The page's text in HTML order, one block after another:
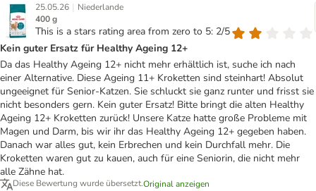
25.05.26 | Niederlande
400 g
This is a stars rating area from zero to 5: 2/5
Kein guter Ersatz für Healthy Ageing 12+
Da das Healthy Ageing 12+ nicht mehr erhältlich ist, suche ich nach
einer Alternative. Diese Ageing 11+ Kroketten sind steinhart! Absolut
ungeeignet für Senior-Katzen. Sie schluckt sie ganz runter und frisst sie
nicht besonders gern. Kein guter Ersatz! Bitte bringt die alten Healthy
Ageing 12+ Kroketten zurück! Unsere Katze hatte große Probleme mit
Magen und Darm, bis wir ihr das Healthy Ageing 12+ gegeben haben.
Danach war alles gut, kein Erbrechen und kein Durchfall mehr. Die
Kroketten waren gut zu kauen, auch für eine Seniorin, die nicht mehr
alle Zähne hat.
Diese Bewertung wurde übersetzt.Original anzeigen